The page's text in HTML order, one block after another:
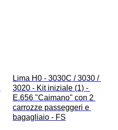
Lima H0 - 3030C / 3030 /
3020 - Kit iniziale (1) -
E.656 "Caimano" con 2
carrozze passeggeri e
bagagliaio - FS